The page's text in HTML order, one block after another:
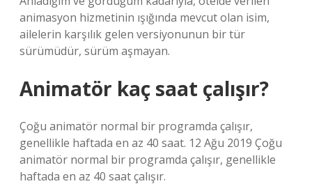
animasyon hizmetinin ışığında mevcut olan isim,
ailelerin karşılık gelen versiyonunun bir tür
sürümüdür, sürüm aşmayan.
Animatör kaç saat çalışır?
Çoğu animatör normal bir programda çalışır,
genellikle haftada en az 40 saat. 12 Ağu 2019 Çoğu
animatör normal bir programda çalışır, genellikle
haftada en az 40 saat çalışır.